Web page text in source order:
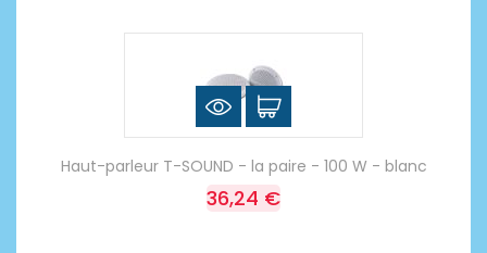
Haut-parleur T-SOUND - la paire - 100 W - blanc
36,24 €